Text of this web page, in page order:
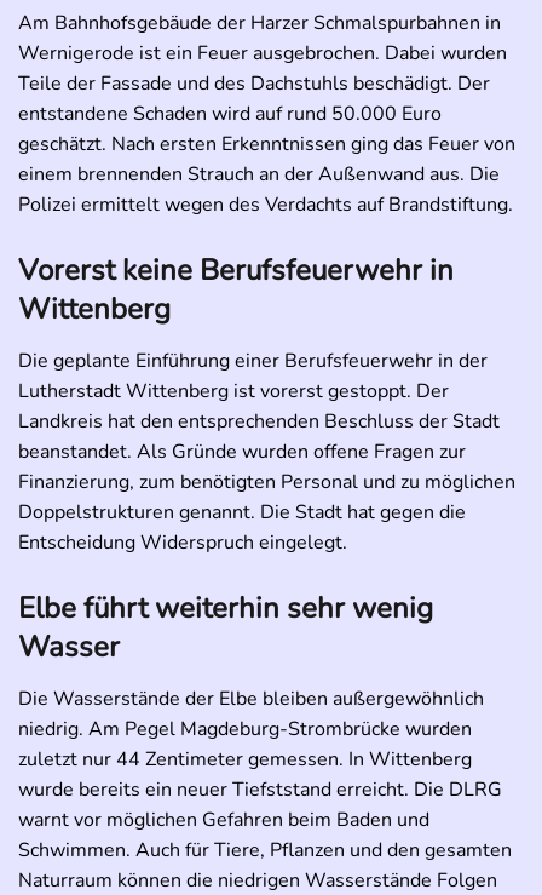
Am Bahnhofsgebäude der Harzer Schmalspurbahnen in
Wernigerode ist ein Feuer ausgebrochen. Dabei wurden
Teile der Fassade und des Dachstuhls beschädigt. Der
entstandene Schaden wird auf rund 50.000 Euro
geschätzt. Nach ersten Erkenntnissen ging das Feuer von
einem brennenden Strauch an der Außenwand aus. Die
Polizei ermittelt wegen des Verdachts auf Brandstiftung.
Vorerst keine Berufsfeuerwehr in
Wittenberg
Die geplante Einführung einer Berufsfeuerwehr in der
Lutherstadt Wittenberg ist vorerst gestoppt. Der
Landkreis hat den entsprechenden Beschluss der Stadt
beanstandet. Als Gründe wurden offene Fragen zur
Finanzierung, zum benötigten Personal und zu möglichen
Doppelstrukturen genannt. Die Stadt hat gegen die
Entscheidung Widerspruch eingelegt.
Elbe führt weiterhin sehr wenig
Wasser
Die Wasserstände der Elbe bleiben außergewöhnlich
niedrig. Am Pegel Magdeburg-Strombrücke wurden
zuletzt nur 44 Zentimeter gemessen. In Wittenberg
wurde bereits ein neuer Tiefststand erreicht. Die DLRG
warnt vor möglichen Gefahren beim Baden und
Schwimmen. Auch für Tiere, Pflanzen und den gesamten
Naturraum können die niedrigen Wasserstände Folgen